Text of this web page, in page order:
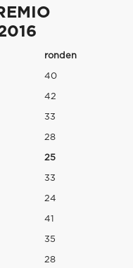
ronden
40
42
33
28
25
33
24
41
35
28